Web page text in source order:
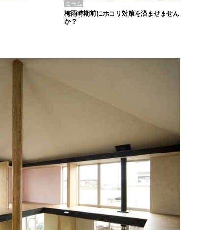
コラム
梅雨時期前にホコリ対策を済ませません
か？